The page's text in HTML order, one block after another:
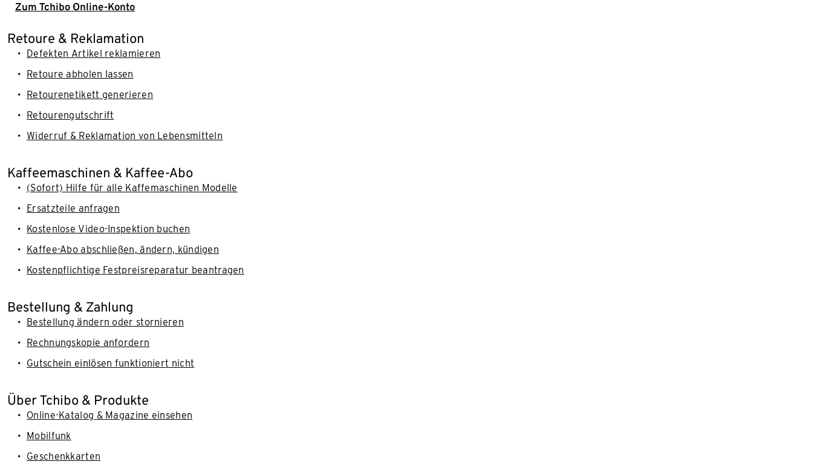
Zum Tchibo Online-Konto
Retoure & Reklamation
Defekten Artikel reklamieren
Retoure abholen lassen
Retourenetikett generieren
Retourengutschrift
Widerruf & Reklamation von Lebensmitteln
Kaffeemaschinen & Kaffee-Abo
(Sofort) Hilfe für alle Kaffemaschinen Modelle
Ersatzteile anfragen
Kostenlose Video-Inspektion buchen
Kaffee-Abo abschließen, ändern, kündigen
Kostenpflichtige Festpreisreparatur beantragen
Bestellung & Zahlung
Bestellung ändern oder stornieren
Rechnungskopie anfordern
Gutschein einlösen funktioniert nicht
Über Tchibo & Produkte
Online-Katalog & Magazine einsehen
Mobilfunk
Geschenkkarten